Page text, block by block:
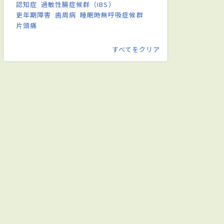
認知症 過敏性腸症候群（IBS）
更年期障害 歯周病 睡眠時無呼吸症候群
片頭痛
すべてをクリア